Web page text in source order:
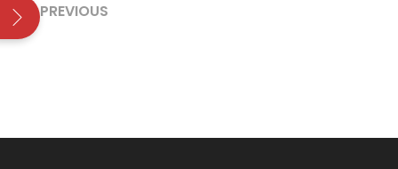
PREVIOUS